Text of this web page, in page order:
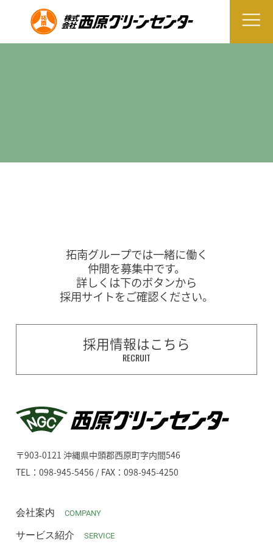
拓南グループでは一緒に働く
仲間を募集中です。
詳しくは下のボタンから
採用サイトをご確認ください。
採用情報はこちら
RECRUIT
〒903-0121 沖縄県中頭郡西原町字内間546
TEL：098-945-5456 / FAX：098-945-4250
会社案内 COMPANY
サービス紹介 SERVICE